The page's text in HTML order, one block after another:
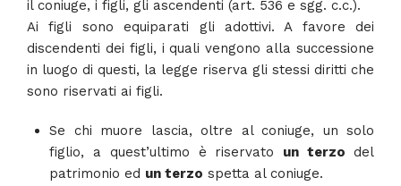
il coniuge, i figli, gli ascendenti (art. 536 e sgg. c.c.).
Ai figli sono equiparati gli adottivi. A favore dei
discendenti dei figli, i quali vengono alla successione
in luogo di questi, la legge riserva gli stessi diritti che
sono riservati ai figli.
Se chi muore lascia, oltre al coniuge, un solo
figlio, a quest’ultimo è riservato un terzodel
patrimonio ed un terzo spetta al coniuge.